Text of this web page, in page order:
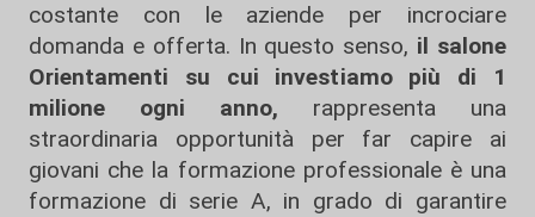
costante con le aziende per incrociare
domanda e offerta. In questo senso, il salone
Orientamenti su cui investiamo più di 1
milione ogni anno, rappresenta una
straordinaria opportunità per far capire ai
giovani che la formazione professionale è una
formazione di serie A, in grado di garantire